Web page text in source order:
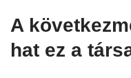
A
hat ez a